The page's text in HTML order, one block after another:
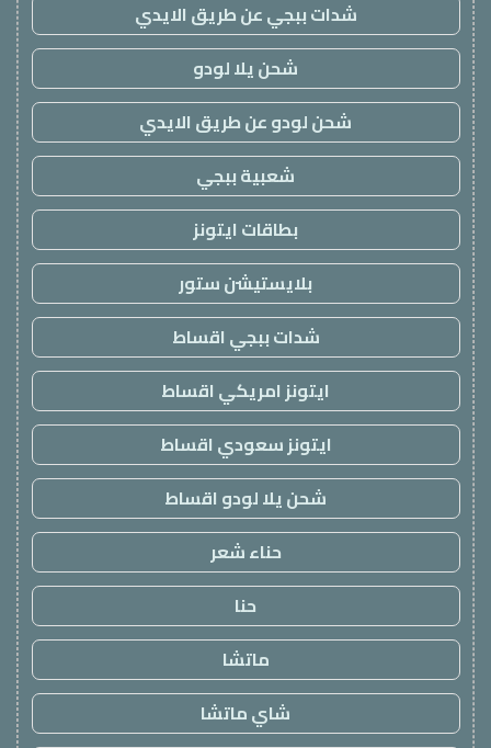
شدات ببجي عن طريق الايدي
شحن يلا لودو
شحن لودو عن طريق الايدي
شعبية ببجي
بطاقات ايتونز
بلايستيشن ستور
شدات ببجي اقساط
ايتونز امريكي اقساط
ايتونز سعودي اقساط
شحن يلا لودو اقساط
حناء شعر
حنا
ماتشا
شاي ماتشا